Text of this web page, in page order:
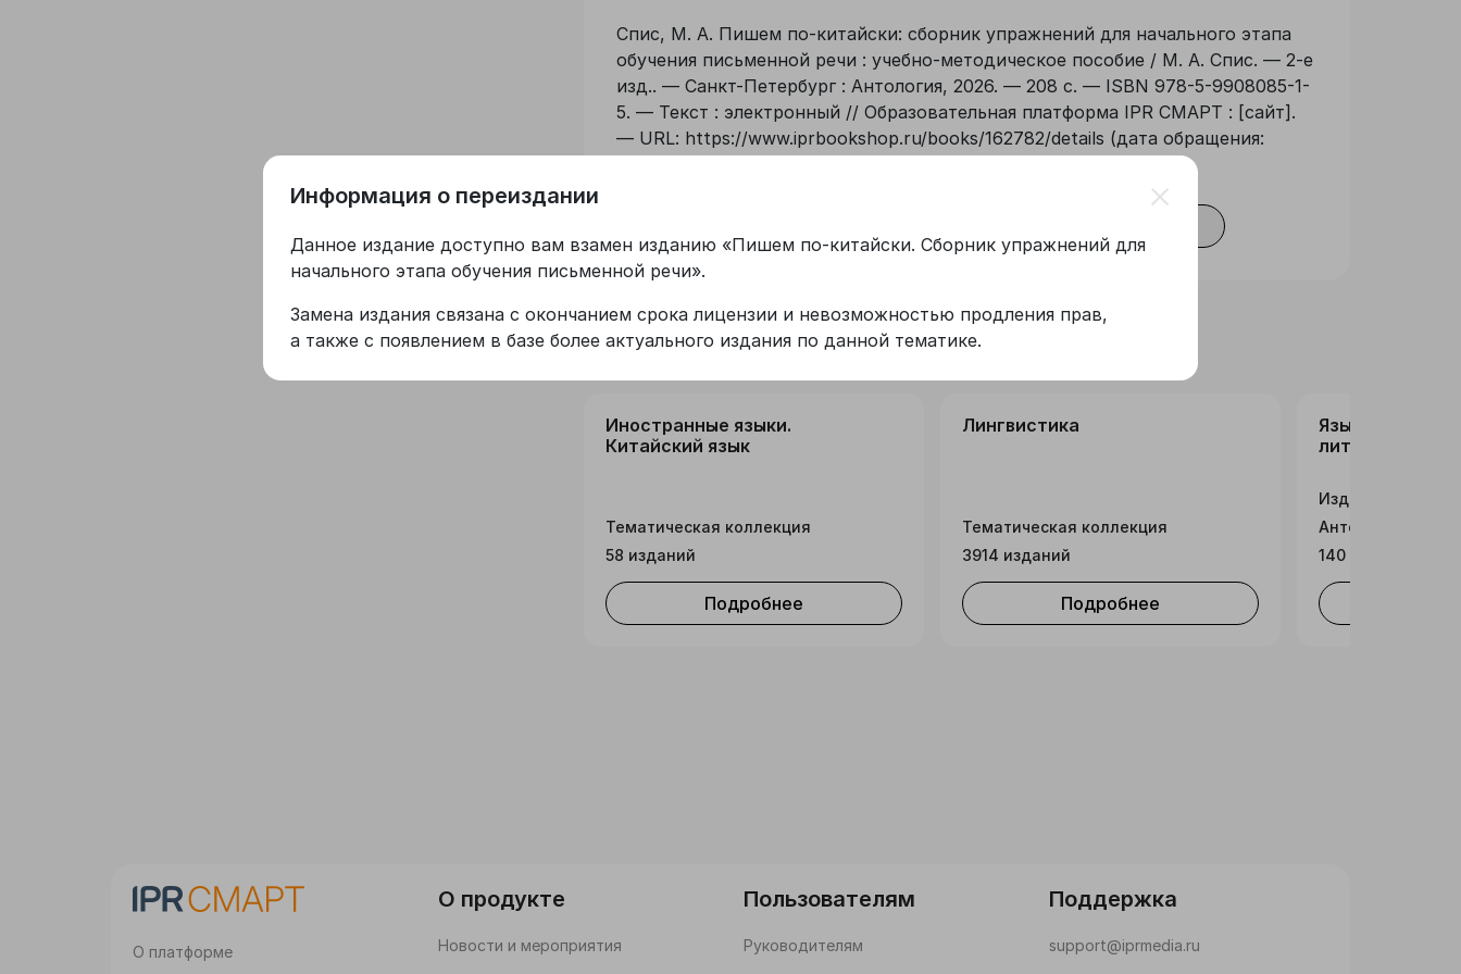
Спис, М. А. Пишем по-китайски: сборник упражнений для начального этапа
обучения письменной речи : учебно-методическое пособие / М. А. Спис. — 2-е
изд.. — Санкт-Петербург : Антология, 2026. — 208 с. — ISBN 978-5-9908085-1-
5. — Текст : электронный // Образовательная платформа IPR СМАРТ : [сайт].
— URL: https://www.iprbookshop.ru/books/162782/details (дата обращения:
Входит в коллекции
Иностранные языки.
Китайский язык
Тематическая коллекция
58 изданий
Подробнее
Лингвистика
Тематическая коллекция
3914 изданий
Подробнее
Языкознание и
Издательская
Антология
140 изданий
О платформе
О продукте
Новости и мероприятия
Пользователям
Руководителям
Поддержка
support@iprmedia.ru
Информация о переиздании
Данное издание доступно вам взамен изданию «Пишем по-китайски. Сборник упражнений для
начального этапа обучения письменной речи».
Замена издания связана с окончанием срока лицензии и невозможностью продления прав,
а также с появлением в базе более актуального издания по данной тематике.